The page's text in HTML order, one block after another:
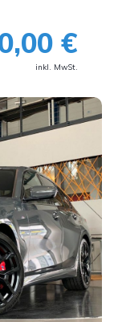
€
inkl. MwSt.